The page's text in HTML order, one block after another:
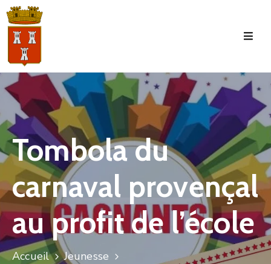
Accueil
La
Commune
Tourisme
Manifestations
Vie
Municipale
Services
Jeunesse
Tombola du
carnaval provençal
au profit de l’école
Accueil
Jeunesse